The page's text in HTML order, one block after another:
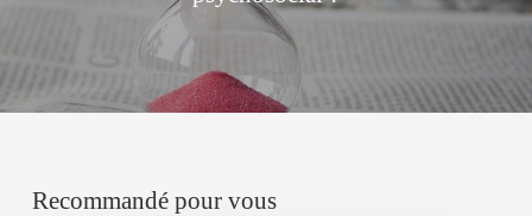
Recommandé pour vous